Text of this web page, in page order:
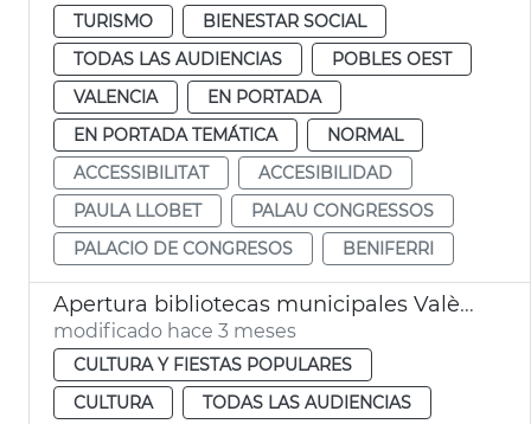
TURISMO
BIENESTAR SOCIAL
TODAS LAS AUDIENCIAS
POBLES OEST
VALENCIA
EN PORTADA
EN PORTADA TEMÁTICA
NORMAL
ACCESSIBILITAT
ACCESIBILIDAD
PAULA LLOBET
PALAU CONGRESSOS
PALACIO DE CONGRESOS
BENIFERRI
Apertura bibliotecas municipales València 24 horas por exámenes
modificado hace 3 meses
CULTURA Y FIESTAS POPULARES
CULTURA
TODAS LAS AUDIENCIAS